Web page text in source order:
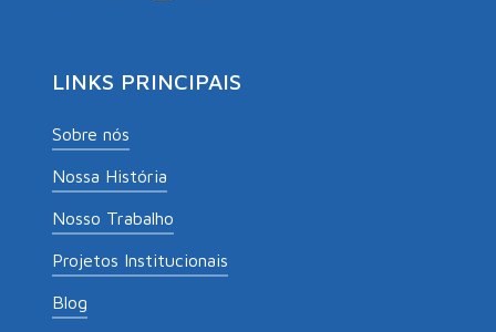
LINKS PRINCIPAIS
Sobre nós
Nossa História
Nosso Trabalho
Projetos Institucionais
Blog